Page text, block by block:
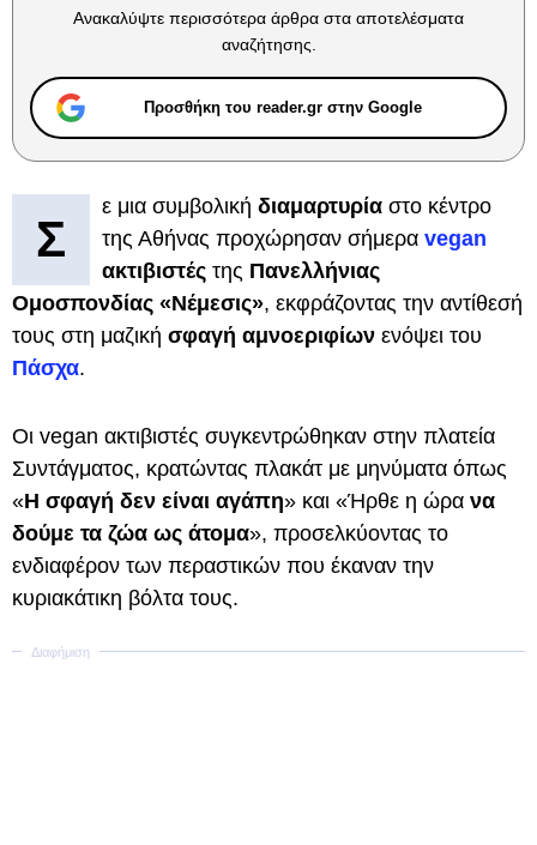
Ανακαλύψτε περισσότερα άρθρα στα αποτελέσματα
αναζήτησης.
Προσθήκη του reader.gr στην Google
Σ
ε μια συμβολική διαμαρτυρία στο κέντρο
της Αθήνας προχώρησαν σήμερα vegan
ακτιβιστές της Πανελλήνιας
Ομοσπονδίας «Νέμεσις», εκφράζοντας την αντίθεσή
τους στη μαζική σφαγή αμνοεριφίων ενόψει του
Πάσχα.
Οι vegan ακτιβιστές συγκεντρώθηκαν στην πλατεία
Συντάγματος, κρατώντας πλακάτ με μηνύματα όπως
«Η σφαγή δεν είναι αγάπη» και «Ήρθε η ώρα να
δούμε τα ζώα ως άτομα», προσελκύοντας το
ενδιαφέρον των περαστικών που έκαναν την
κυριακάτικη βόλτα τους.